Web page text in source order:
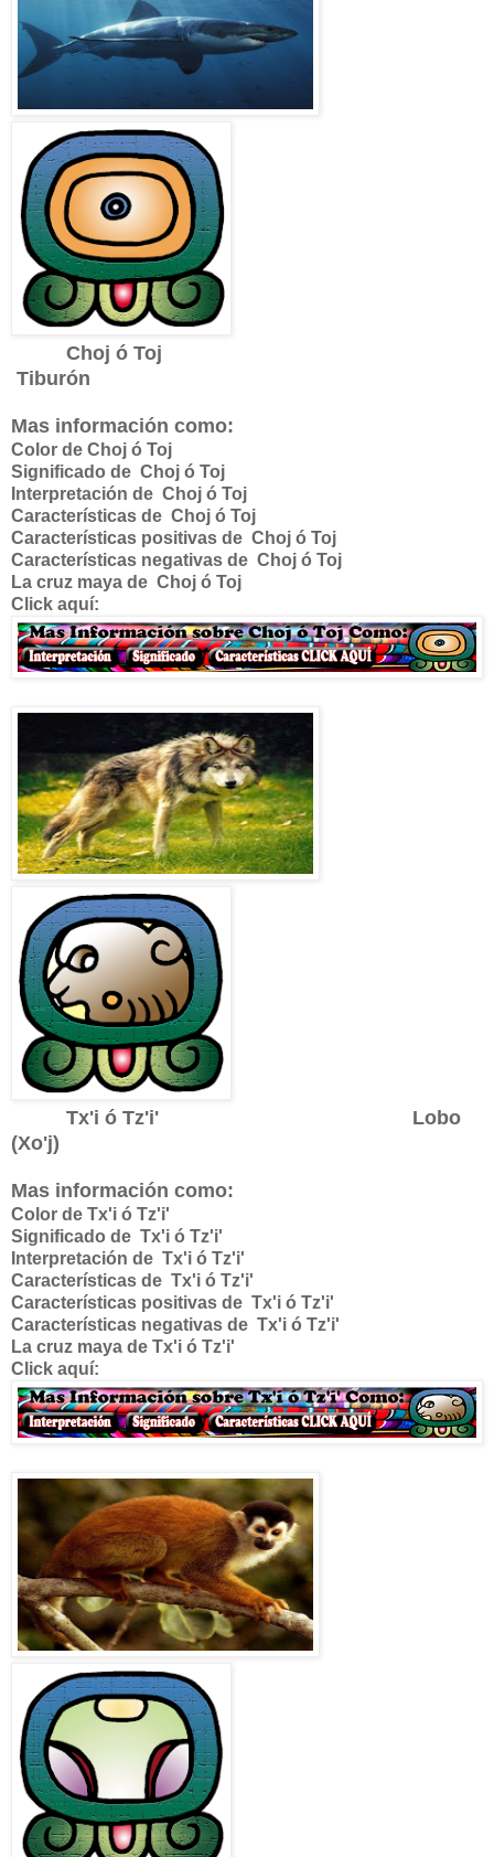
Choj ó Toj
Tiburón
Mas información como:
Color de Choj ó Toj
Significado de Choj ó Toj
Interpretación de Choj ó Toj
Características de Choj ó Toj
Características positivas de Choj ó Toj
Características negativas de Choj ó Toj
La cruz maya de Choj ó Toj
Click aquí:
Tx'i ó Tz'i' Lobo
(Xo'j)
Mas información como:
Color de Tx'i ó Tz'i'
Significado de Tx'i ó Tz'i'
Interpretación de Tx'i ó Tz'i'
Características de Tx'i ó Tz'i'
Características positivas de Tx'i ó Tz'i'
Características negativas de Tx'i ó Tz'i'
La cruz maya de Tx'i ó Tz'i'
Click aquí: